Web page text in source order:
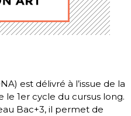
est délivré à l’issue de la
le 1er cycle du cursus long.
Bac+3, il permet de